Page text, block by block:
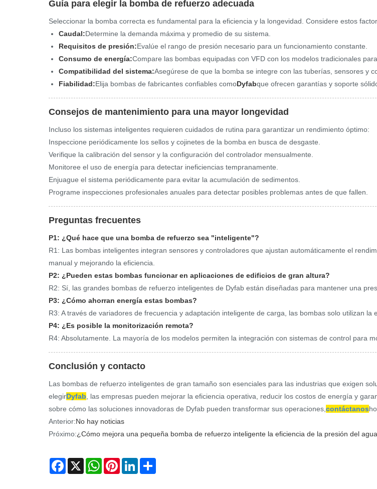
Guía para elegir la bomba de refuerzo adecuada
Seleccionar la bomba correcta es fundamental para la eficiencia y la longevidad. Considere estos
Caudal:Determine la demanda máxima y promedio de su sistema.
Requisitos de presión:Evalúe el rango de presión necesario para un funcionamiento constante.
Consumo de energía:Compare las bombas equipadas con VFD con los modelos tradicionales
Compatibilidad del sistema:Asegúrese de que la bomba se integre con las tuberías, sensores y
Fiabilidad:Elija bombas de fabricantes confiables comoDyfabque ofrecen garantías y soporte
Consejos de mantenimiento para una mayor longevidad
Incluso los sistemas inteligentes requieren cuidados de rutina para garantizar un rendimiento óptimo:
Inspeccione periódicamente los sellos y cojinetes de la bomba en busca de desgaste.
Verifique la calibración del sensor y la configuración del controlador mensualmente.
Monitoree el uso de energía para detectar ineficiencias tempranamente.
Enjuague el sistema periódicamente para evitar la acumulación de sedimentos.
Programe inspecciones profesionales anuales para detectar posibles problemas antes de que fallen.
Preguntas frecuentes
P1: ¿Qué hace que una bomba de refuerzo sea "inteligente"?
R1: Las bombas inteligentes integran sensores y controladores que ajustan automáticamente el
manual y mejorando la eficiencia.
P2: ¿Pueden estas bombas funcionar en aplicaciones de edificios de gran altura?
R2: Sí, las grandes bombas de refuerzo inteligentes de Dyfab están diseñadas para mantener una
P3: ¿Cómo ahorran energía estas bombas?
R3: A través de variadores de frecuencia y adaptación inteligente de carga, las bombas solo utilizan
P4: ¿Es posible la monitorización remota?
R4: Absolutamente. La mayoría de los modelos permiten la integración con sistemas de control para
Conclusión y contacto
Las bombas de refuerzo inteligentes de gran tamaño son esenciales para las industrias que exigen
elegirDyfab , las empresas pueden mejorar la eficiencia operativa, reducir los costos de energía y
sobre cómo las soluciones innovadoras de Dyfab pueden transformar sus operaciones, contáctanos
Anterior:No hay noticias
Próximo:¿Cómo mejora una pequeña bomba de refuerzo inteligente la eficiencia de la presión del
Facebook
X WhatsAppPinterestLinkedIn